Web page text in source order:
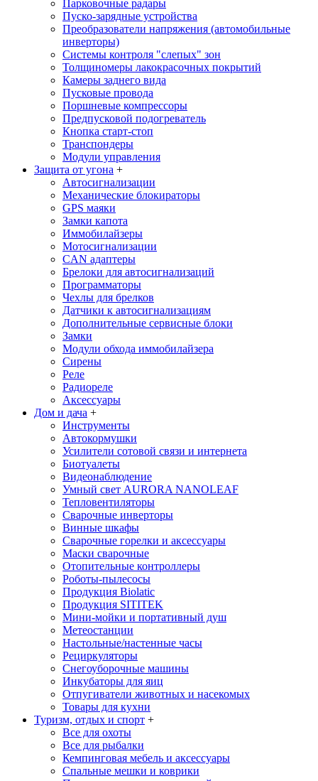
Парковочные радары
Пуско-зарядные устройства
Преобразователи напряжения (автомобильные
инверторы)
Системы контроля "слепых" зон
Толщиномеры лакокрасочных покрытий
Камеры заднего вида
Пусковые провода
Поршневые компрессоры
Предпусковой подогреватель
Кнопка старт-стоп
Транспондеры
Модули управления
Защита от угона +
Автосигнализации
Механические блoкираторы
GPS маяки
Замки капота
Иммобилайзеры
Мотосигнализации
CAN адаптеры
Брелоки для автосигнализаций
Программаторы
Чехлы для брелков
Датчики к автосигнализациям
Дополнительные сервисные блоки
Замки
Модули обхода иммобилайзера
Сирены
Реле
Радиореле
Аксессуары
Дом и дача +
Инструменты
Автокормушки
Усилители сотовой связи и интернета
Биотуалеты
Видеонаблюдение
Умный свет AURORA NANOLEAF
Тепловентиляторы
Сварочные инверторы
Винные шкафы
Сварочные горелки и аксессуары
Маски сварочные
Отопительные контроллеры
Роботы-пылесосы
Продукция Biolatic
Продукция SITITEK
Мини-мойки и портативный душ
Метеостанции
Настольные/настенные часы
Рециркуляторы
Снегоуборочные машины
Инкубаторы для яиц
Отпугиватели животных и насекомых
Товары для кухни
Туризм, отдых и спорт +
Все для охоты
Все для рыбалки
Кемпинговая мебель и аксессуары
Спальные мешки и коврики